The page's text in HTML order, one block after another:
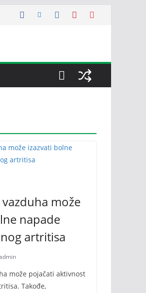
može
napade
artritisa
može pojačati aktivnost
Takođe,